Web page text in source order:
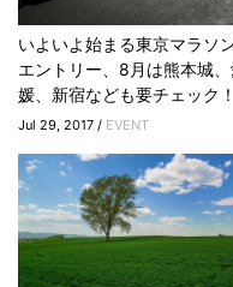
いよいよ始まる東京マラソ
エントリー、8月は熊本城
媛、新宿なども要チェック！
Jul 29, 2017 / EVENT